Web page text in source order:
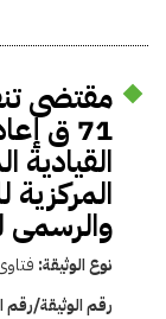
71 ق
القيادية
المركزية
والرسمى
نوع الوثيقة:
رقم الوثيقة/